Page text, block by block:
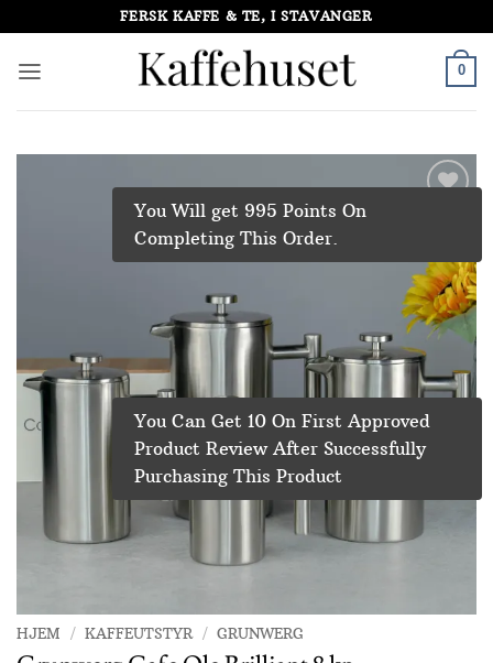
to
content
FERSK KAFFE & TE, I STAVANGER
0
HJEM / KAFFEUTSTYR / GRUNWERG
You Will get 995 Points On
Completing This Order.
You Can Get 10 On First Approved
Product Review After Successfully
Purchasing This Product